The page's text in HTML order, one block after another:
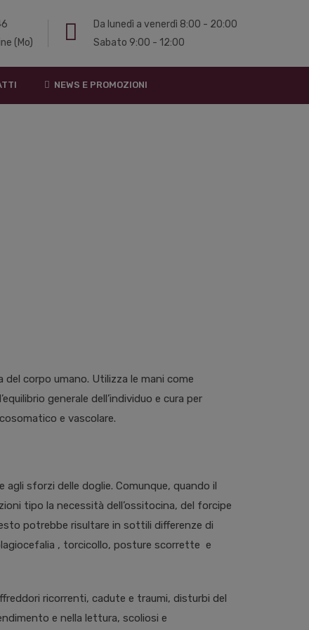
(Mo)
Da lunedì a venerdì 8:00 - 20:00
Sabato 9:00 - 12:00
NEWS E PROMOZIONI
corpo umano. Utilizza le mani come
generale dell’individuo e cura per
e vascolare.
sforzi delle doglie. Comunque, quando il
tipo la necessità dell’ossitocina, del forcipe
potrebbe risultare in sottili differenze di
, torcicollo, posture scorrette e
ricorrenti, cadute e traumi, disturbi del
e nella lettura, scoliosi e